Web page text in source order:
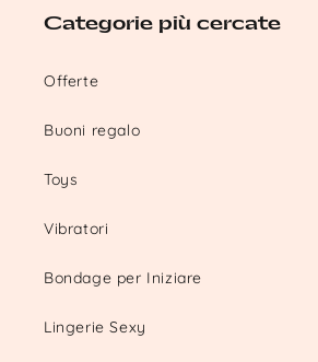
Categorie più cercate
Offerte
Buoni regalo
Toys
Vibratori
Bondage per Iniziare
Lingerie Sexy